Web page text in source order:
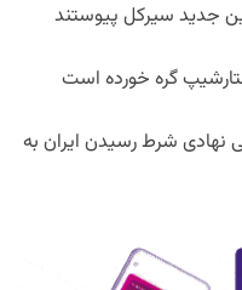
جدید سیرکل پیوستند
گره خورده است
شرط رسیدن ایران به